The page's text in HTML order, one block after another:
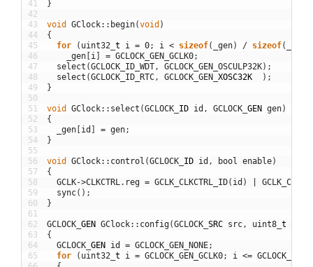
41
42
43
44
45
46
47
48
49
50
51
52
53
54
55
56
57
58
59
60
61
62
63
64
65
}
void GClock:: begin(void )
{
for
( uint32 t i = 0; i < sizeof( _gen) / sizeof(
_gen i = GCLOCK_GEN_GCLK0;
select (GCLOCK_ID_WDT, GCLOCK_GEN_OSCULP32K) ;
select (GCLOCK_ID_RTC, GCLOCK_GEN XOSC32K ) ;
}
void GClock:: select (GCLOCK ID id , GCLOCK GEN gen)
{
_gen id = gen;
}
void GClock:: control (GCLOCK ID id , bool enable)
{
GCLK->CLKCTRL. reg = GCLK_CLKCTRL_ID( id )
sync( ) ;
}
GCLOCK GEN GClock:: config(GCLOCK SRC src, uint8 t
{
GCLOCK GEN id = GCLOCK_GEN_NONE;
for
( uint32 t i = GCLOCK_GEN_GCLK0; i <=